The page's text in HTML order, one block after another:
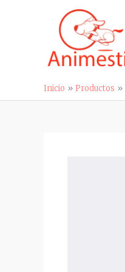
Inicio Productos